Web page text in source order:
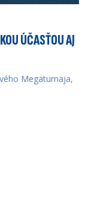
ÚČASŤOU AJ
Megaturnaja,